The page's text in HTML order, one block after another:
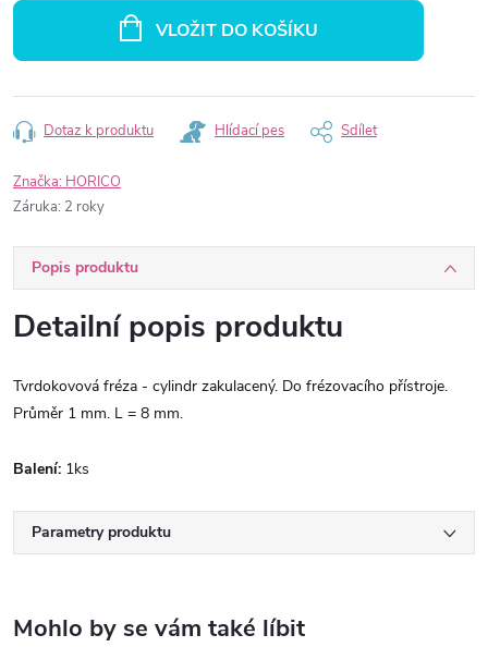
VLOŽIT DO KOŠÍKU
Dotaz k produktu Hlídací pes Sdílet
Značka: HORICO
Záruka: 2 roky
Popis produktu
Detailní popis produktu
Tvrdokovová fréza - cylindr zakulacený. Do frézovacího přístroje.
Průměr 1 mm. L = 8 mm.
Balení: 1ks
Parametry produktu